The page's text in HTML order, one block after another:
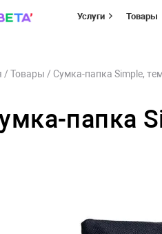
Услуги Товары
/ Товары / Сумка-папка Simple,
папка